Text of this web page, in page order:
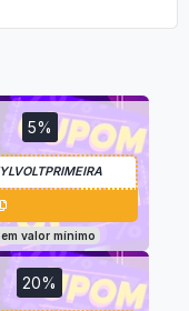
5%
valor mínimo
20%